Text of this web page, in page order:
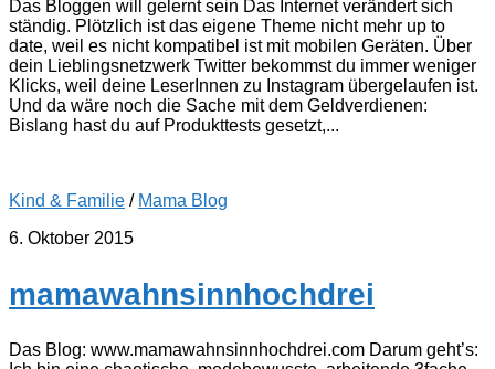
Das Bloggen will gelernt sein Das Internet verändert sich
ständig. Plötzlich ist das eigene Theme nicht mehr up to
date, weil es nicht kompatibel ist mit mobilen Geräten. Über
dein Lieblingsnetzwerk Twitter bekommst du immer weniger
Klicks, weil deine LeserInnen zu Instagram übergelaufen ist.
Und da wäre noch die Sache mit dem Geldverdienen:
Bislang hast du auf Produkttests gesetzt,...
Kind & Familie / Mama Blog
6. Oktober 2015
mamawahnsinnhochdrei
Das Blog: www.mamawahnsinnhochdrei.com Darum geht’s: